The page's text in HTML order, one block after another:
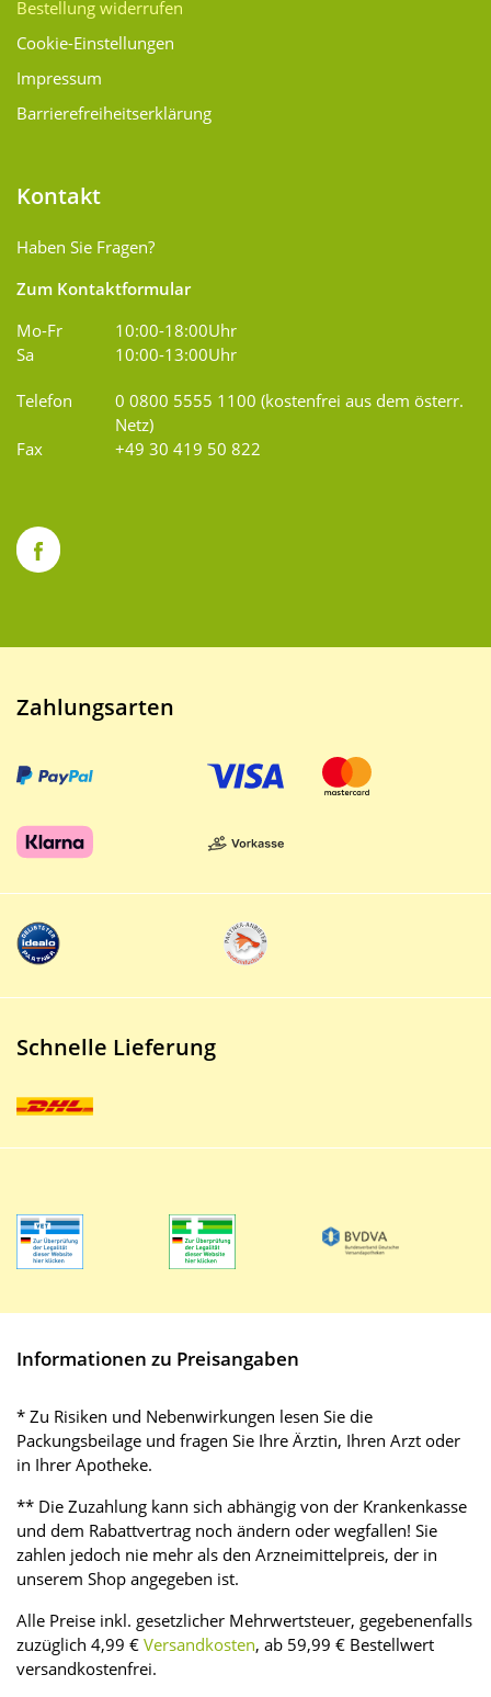
Bestellung widerrufen
Cookie-Einstellungen
Impressum
Barrierefreiheitserklärung
Kontakt
Haben Sie Fragen?
Zum Kontaktformular
Mo-Fr
10:00-18:00Uhr
Sa
10:00-13:00Uhr
Telefon
0 0800 5555 1100 (kostenfrei aus dem österr.
Netz)
Fax
+49 30 419 50 822
Zahlungsarten
Schnelle Lieferung
Informationen zu Preisangaben
* Zu Risiken und Nebenwirkungen lesen Sie die
Packungsbeilage und fragen Sie Ihre Ärztin, Ihren Arzt oder
in Ihrer Apotheke.
** Die Zuzahlung kann sich abhängig von der Krankenkasse
und dem Rabattvertrag noch ändern oder wegfallen! Sie
zahlen jedoch nie mehr als den Arzneimittelpreis, der in
unserem Shop angegeben ist.
Alle Preise inkl. gesetzlicher Mehrwertsteuer, gegebenenfalls
zuzüglich 4,99 € Versandkosten, ab 59,99 € Bestellwert
versandkostenfrei.